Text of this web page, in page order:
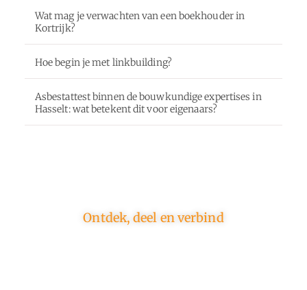
Wat mag je verwachten van een boekhouder in
Kortrijk?
Hoe begin je met linkbuilding?
Asbestattest binnen de bouwkundige expertises in
Hasselt: wat betekent dit voor eigenaars?
Ontdek, deel en verbind